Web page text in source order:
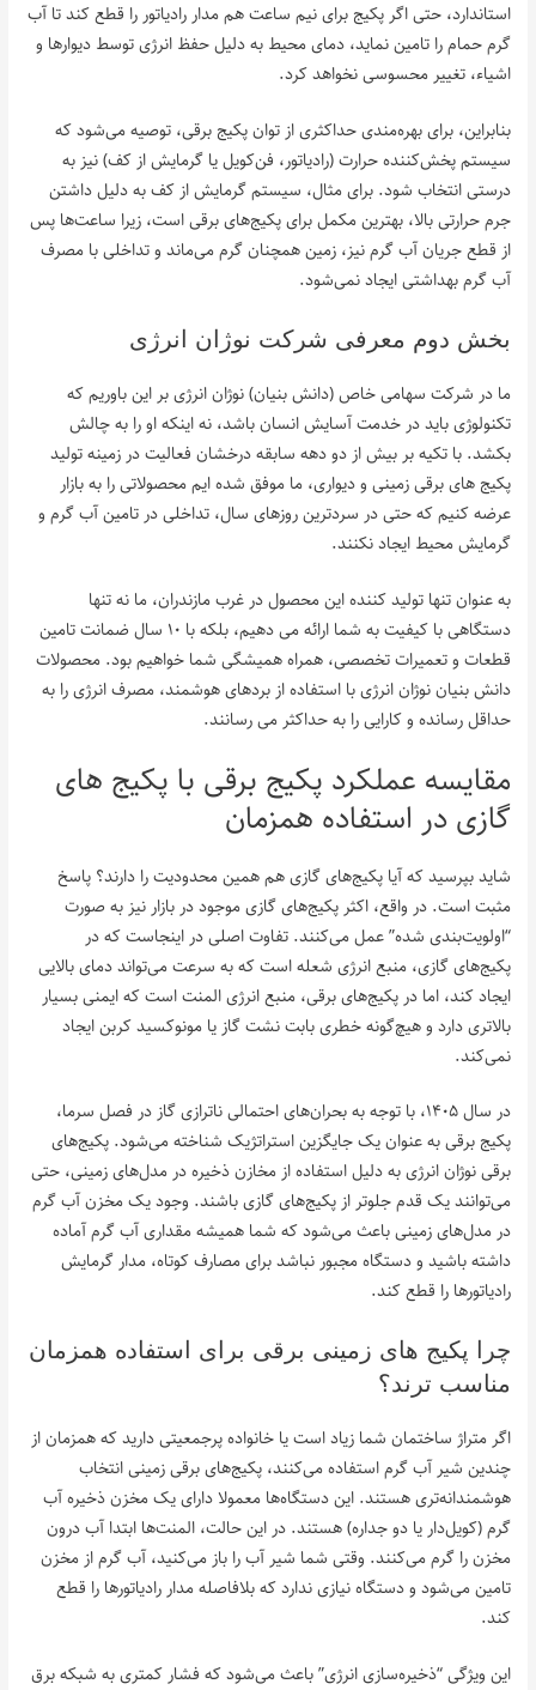
استاندارد، حتی اگر پکیج برای نیم ساعت هم مدار رادیاتور را قطع کند تا آب
گرم حمام را تامین نماید، دمای محیط به دلیل حفظ انرژی توسط دیوارها و
اشیاء، تغییر محسوسی نخواهد کرد.
بنابراین، برای بهره‌مندی حداکثری از توان پکیج برقی، توصیه می‌شود که
سیستم پخش‌کننده حرارت (رادیاتور، فن‌کویل یا گرمایش از کف) نیز به
درستی انتخاب شود. برای مثال، سیستم گرمایش از کف به دلیل داشتن
جرم حرارتی بالا، بهترین مکمل برای پکیج‌های برقی است، زیرا ساعت‌ها پس
از قطع جریان آب گرم نیز، زمین همچنان گرم می‌ماند و تداخلی با مصرف
آب گرم بهداشتی ایجاد نمی‌شود.
بخش دوم معرفی شرکت نوژان انرژی
ما در شرکت سهامی خاص (دانش بنیان) نوژان انرژی بر این باوریم که
تکنولوژی باید در خدمت آسایش انسان باشد، نه اینکه او را به چالش
بکشد. با تکیه بر بیش از دو دهه سابقه درخشان فعالیت در زمینه تولید
پکیج های برقی زمینی و دیواری، ما موفق شده ایم محصولاتی را به بازار
عرضه کنیم که حتی در سردترین روزهای سال، تداخلی در تامین آب گرم و
گرمایش محیط ایجاد نکنند.
به عنوان تنها تولید کننده این محصول در غرب مازندران، ما نه تنها
دستگاهی با کیفیت به شما ارائه می دهیم، بلکه با ۱۰ سال ضمانت تامین
قطعات و تعمیرات تخصصی، همراه همیشگی شما خواهیم بود. محصولات
دانش بنیان نوژان انرژی با استفاده از بردهای هوشمند، مصرف انرژی را به
حداقل رسانده و کارایی را به حداکثر می رسانند.
مقایسه عملکرد پکیج برقی با پکیج های
گازی در استفاده همزمان
شاید بپرسید که آیا پکیج‌های گازی هم همین محدودیت را دارند؟ پاسخ
مثبت است. در واقع، اکثر پکیج‌های گازی موجود در بازار نیز به صورت
“اولویت‌بندی شده” عمل می‌کنند. تفاوت اصلی در اینجاست که در
پکیج‌های گازی، منبع انرژی شعله است که به سرعت می‌تواند دمای بالایی
ایجاد کند، اما در پکیج‌های برقی، منبع انرژی المنت است که ایمنی بسیار
بالاتری دارد و هیچ‌گونه خطری بابت نشت گاز یا مونوکسید کربن ایجاد
نمی‌کند.
در سال ۱۴۰۵، با توجه به بحران‌های احتمالی ناترازی گاز در فصل سرما،
پکیج برقی به عنوان یک جایگزین استراتژیک شناخته می‌شود. پکیج‌های
برقی نوژان انرژی به دلیل استفاده از مخازن ذخیره در مدل‌های زمینی، حتی
می‌توانند یک قدم جلوتر از پکیج‌های گازی باشند. وجود یک مخزن آب گرم
در مدل‌های زمینی باعث می‌شود که شما همیشه مقداری آب گرم آماده
داشته باشید و دستگاه مجبور نباشد برای مصارف کوتاه، مدار گرمایش
رادیاتورها را قطع کند.
چرا پکیج های زمینی برقی برای استفاده همزمان
مناسب ترند؟
اگر متراژ ساختمان شما زیاد است یا خانواده پرجمعیتی دارید که همزمان از
چندین شیر آب گرم استفاده می‌کنند، پکیج‌های برقی زمینی انتخاب
هوشمندانه‌تری هستند. این دستگاه‌ها معمولا دارای یک مخزن ذخیره آب
گرم (کویل‌دار یا دو جداره) هستند. در این حالت، المنت‌ها ابتدا آب درون
مخزن را گرم می‌کنند. وقتی شما شیر آب را باز می‌کنید، آب گرم از مخزن
تامین می‌شود و دستگاه نیازی ندارد که بلافاصله مدار رادیاتورها را قطع
کند.
این ویژگی “ذخیره‌سازی انرژی” باعث می‌شود که فشار کمتری به شبکه برق